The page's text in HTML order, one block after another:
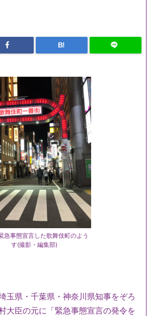
B!
急事態宣言した歌舞伎町のよう
す(撮影・編集部)
玉県・千葉県・神奈川県知事をぞろ
大臣の元に「緊急事態宣言の発令を